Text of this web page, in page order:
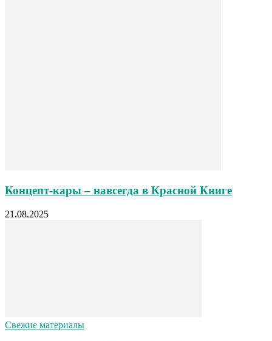
Концепт-кары – навсегда в Красной Книге
21.08.2025
Свежие материалы